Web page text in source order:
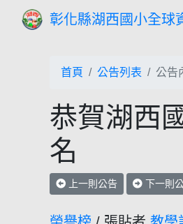
彰化縣湖西國小全球
首頁 公告列表 公告
恭賀湖西
名
上一則公告 下一則